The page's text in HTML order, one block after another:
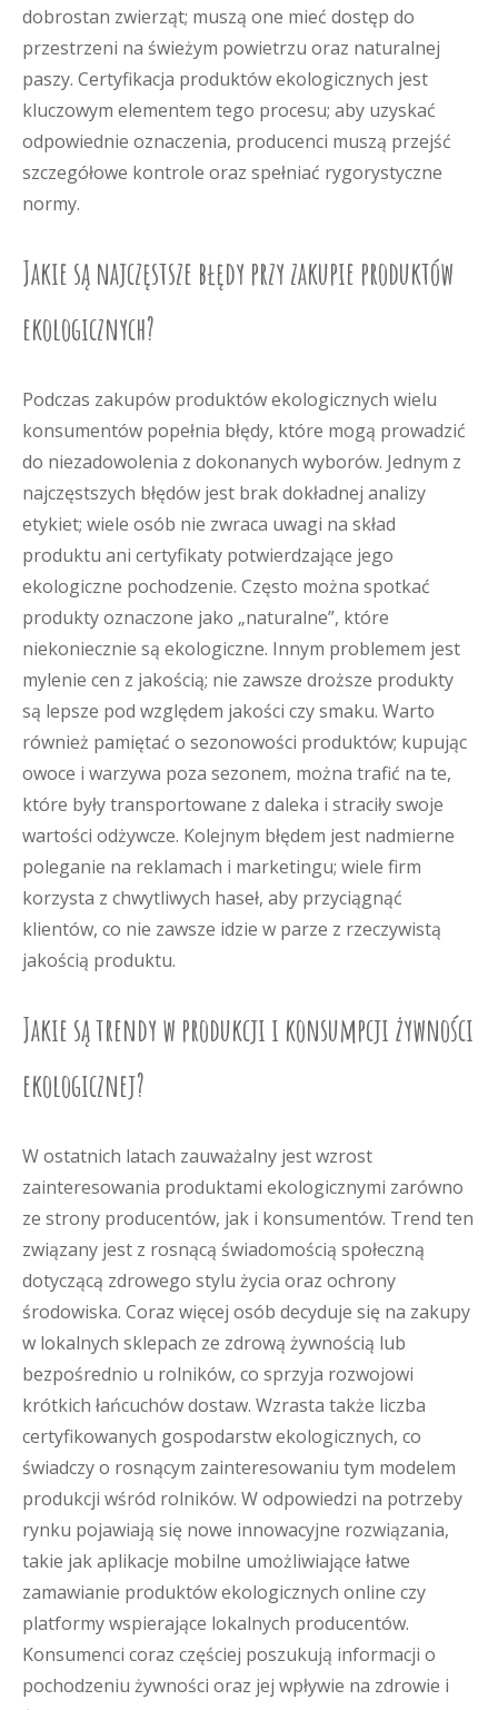
dobrostan zwierząt; muszą one mieć dostęp do
przestrzeni na świeżym powietrzu oraz naturalnej
paszy. Certyfikacja produktów ekologicznych jest
kluczowym elementem tego procesu; aby uzyskać
odpowiednie oznaczenia, producenci muszą przejść
szczegółowe kontrole oraz spełniać rygorystyczne
normy.
Jakie są najczęstsze błędy przy zakupie produktów
ekologicznych?
Podczas zakupów produktów ekologicznych wielu
konsumentów popełnia błędy, które mogą prowadzić
do niezadowolenia z dokonanych wyborów. Jednym z
najczęstszych błędów jest brak dokładnej analizy
etykiet; wiele osób nie zwraca uwagi na skład
produktu ani certyfikaty potwierdzające jego
ekologiczne pochodzenie. Często można spotkać
produkty oznaczone jako „naturalne”, które
niekoniecznie są ekologiczne. Innym problemem jest
mylenie cen z jakością; nie zawsze droższe produkty
są lepsze pod względem jakości czy smaku. Warto
również pamiętać o sezonowości produktów; kupując
owoce i warzywa poza sezonem, można trafić na te,
które były transportowane z daleka i straciły swoje
wartości odżywcze. Kolejnym błędem jest nadmierne
poleganie na reklamach i marketingu; wiele firm
korzysta z chwytliwych haseł, aby przyciągnąć
klientów, co nie zawsze idzie w parze z rzeczywistą
jakością produktu.
Jakie są trendy w produkcji i konsumpcji żywności
ekologicznej?
W ostatnich latach zauważalny jest wzrost
zainteresowania produktami ekologicznymi zarówno
ze strony producentów, jak i konsumentów. Trend ten
związany jest z rosnącą świadomością społeczną
dotyczącą zdrowego stylu życia oraz ochrony
środowiska. Coraz więcej osób decyduje się na zakupy
w lokalnych sklepach ze zdrową żywnością lub
bezpośrednio u rolników, co sprzyja rozwojowi
krótkich łańcuchów dostaw. Wzrasta także liczba
certyfikowanych gospodarstw ekologicznych, co
świadczy o rosnącym zainteresowaniu tym modelem
produkcji wśród rolników. W odpowiedzi na potrzeby
rynku pojawiają się nowe innowacyjne rozwiązania,
takie jak aplikacje mobilne umożliwiające łatwe
zamawianie produktów ekologicznych online czy
platformy wspierające lokalnych producentów.
Konsumenci coraz częściej poszukują informacji o
pochodzeniu żywności oraz jej wpływie na zdrowie i